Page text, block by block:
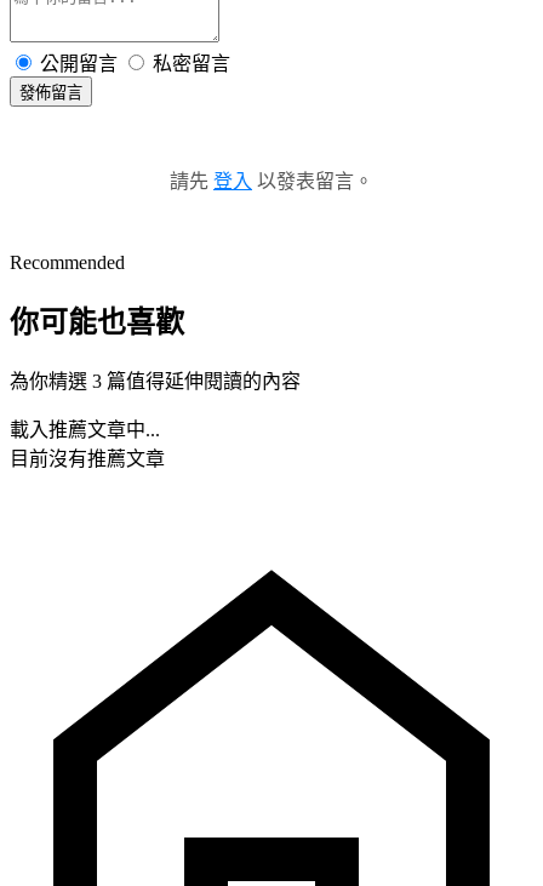
公開留言 私密留言
發佈留言
請先 登入 以發表留言。
Recommended
你可能也喜歡
為你精選 3 篇值得延伸閱讀的內容
載入推薦文章中...
目前沒有推薦文章